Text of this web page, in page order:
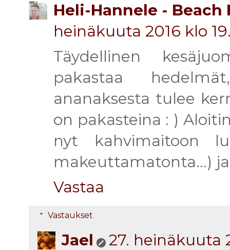
Heli-Hannele - Beach
heinäkuuta 2016 klo
Täydellinen
pakastaa
ananaksesta tulee
on pakasteina : )
nyt kahvimaitoon
makeuttamatonta...)
Vastaa
Vastaukset
Jael
27. heinäkuuta